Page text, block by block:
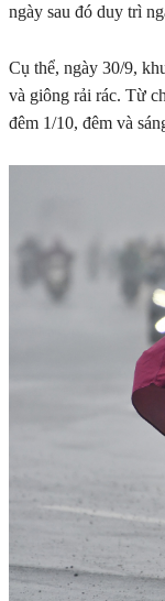
ngày sau đó duy trì
Cụ thể, ngày 30/9,
và giông rải rác. Từ
đêm 1/10, đêm và